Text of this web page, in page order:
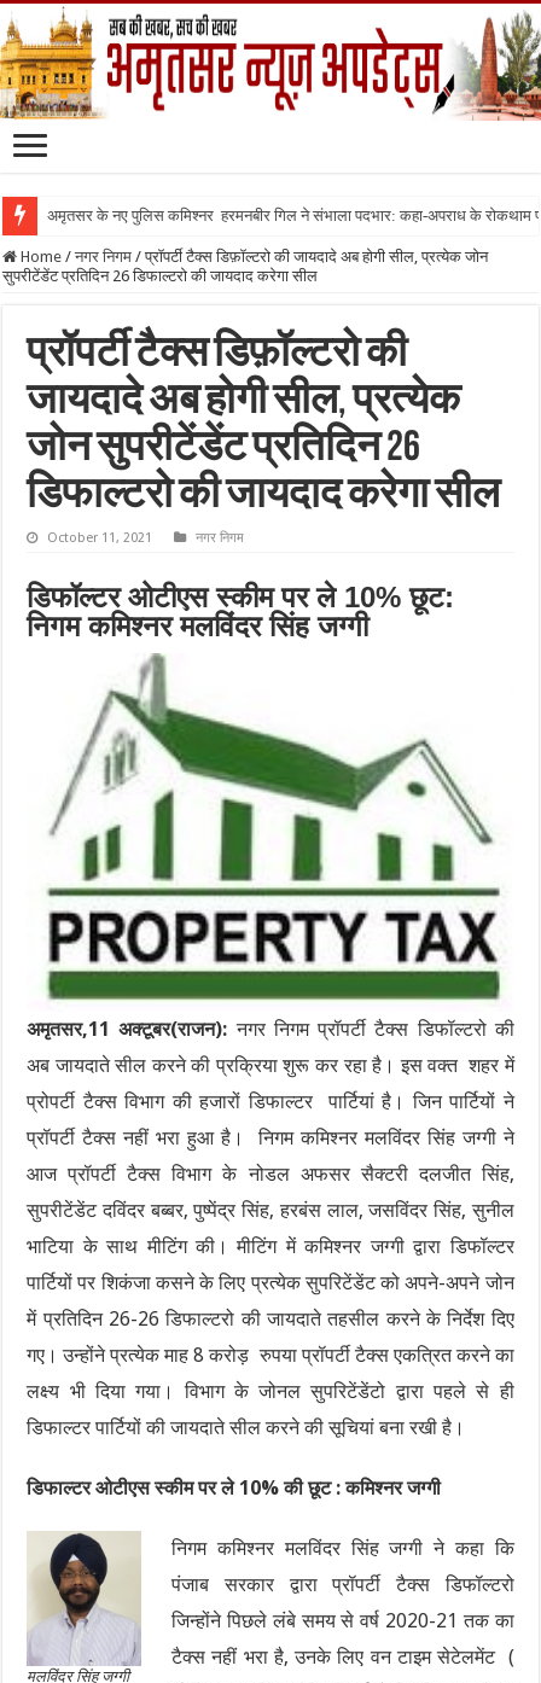
अमृतसर के नए पुलिस कमिश्नर हरमनबीर गिल ने संभाला पदभार: कहा-अपराध के रोकथाम
Home / नगर निगम / प्रॉपर्टी टैक्स डिफ़ॉल्टरो की जायदादे अब होगी सील, प्रत्येक जोन
सुपरीटेंडेंट प्रतिदिन 26 डिफाल्टरो की जायदाद करेगा सील
प्रॉपर्टी टैक्स डिफ़ॉल्टरो की
जायदादे अब होगी सील, प्रत्येक
जोन सुपरीटेंडेंट प्रतिदिन 26
डिफाल्टरो की जायदाद करेगा सील
October 11, 2021 नगर निगम
डिफॉल्टर ओटीएस स्कीम पर ले 10% छूट:
निगम कमिश्नर मलविंदर सिंह जग्गी
अमृतसर,11 अक्टूबर(राजन): नगर निगम प्रॉपर्टी टैक्स डिफॉल्टरो की
अब जायदाते सील करने की प्रक्रिया शुरू कर रहा है। इस वक्त शहर में
प्रोपर्टी टैक्स विभाग की हजारों डिफाल्टर पार्टियां है। जिन पार्टियों ने
प्रॉपर्टी टैक्स नहीं भरा हुआ है। निगम कमिश्नर मलविंदर सिंह जग्गी ने
आज प्रॉपर्टी टैक्स विभाग के नोडल अफसर सैक्टरी दलजीत सिंह,
सुपरीटेंडेंट दविंदर बब्बर, पुष्पेंद्र सिंह, हरबंस लाल, जसविंदर सिंह, सुनील
भाटिया के साथ मीटिंग की। मीटिंग में कमिश्नर जग्गी द्वारा डिफॉल्टर
पार्टियों पर शिकंजा कसने के लिए प्रत्येक सुपरिटेंडेंट को अपने-अपने जोन
में प्रतिदिन 26-26 डिफाल्टरो की जायदाते तहसील करने के निर्देश दिए
गए। उन्होंने प्रत्येक माह 8 करोड़ रुपया प्रॉपर्टी टैक्स एकत्रित करने का
लक्ष्य भी दिया गया। विभाग के जोनल सुपरिटेंडेंटो द्वारा पहले से ही
डिफाल्टर पार्टियों की जायदाते सील करने की सूचियां बना रखी है।
डिफाल्टर ओटीएस स्कीम पर ले 10% की छूट : कमिश्नर जग्गी
मलविंदर सिंह जग्गी
निगम कमिश्नर मलविंदर सिंह जग्गी ने कहा कि
पंजाब सरकार द्वारा प्रॉपर्टी टैक्स डिफॉल्टरो
जिन्होंने पिछले लंबे समय से वर्ष 2020-21 तक का
टैक्स नहीं भरा है, उनके लिए वन टाइम सेटेलमेंट (